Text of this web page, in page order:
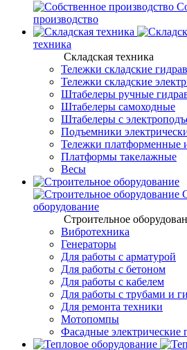
производство
техника
Складская техника
Тележки складские
Тележки складские
Штабелеры ручные
Штабелеры самоходные
Штабелеры с
Подъемники
Тележки платформенные
Платформы такелажные
Весы
оборудование
Строительное
Вибротехника
Генераторы
Для работы с арматурой
Для работы с бетоном
Для работы с кабелем
Для работы с трубами и
Для ремонта техники
Мотопомпы
Фасадные электрические